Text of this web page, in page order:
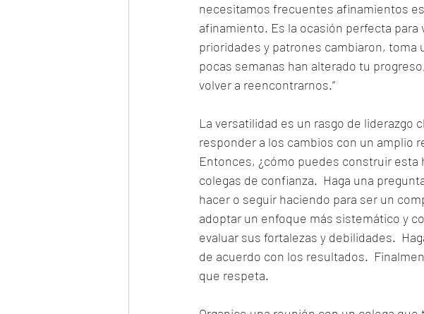
necesitamos frecuentes afinamientos
afinamiento. Es la ocasión perfecta
prioridades y patrones cambiaron, toma
pocas semanas han alterado tu
volver a reencontrarnos.”
La versatilidad es un rasgo de liderazgo
responder a los cambios con un amplio
Entonces, ¿cómo puedes construir esta
colegas de confianza.  Haga una
hacer o seguir haciendo para ser un
adoptar un enfoque más sistemático y
evaluar sus fortalezas y debilidades.
de acuerdo con los resultados.
que respeta.